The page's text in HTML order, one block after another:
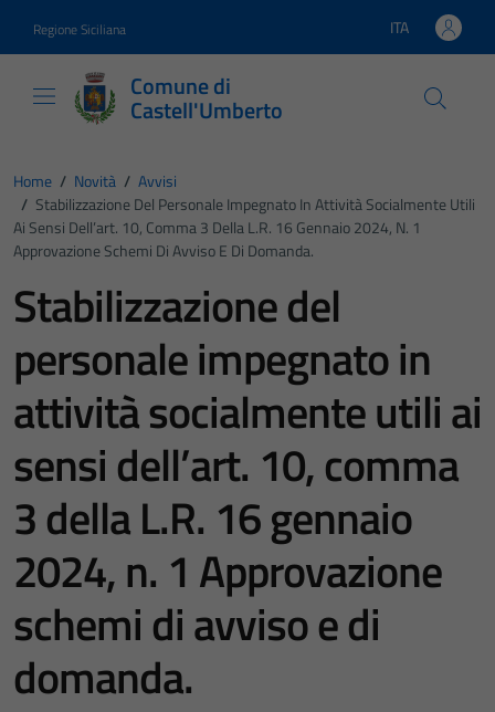
Regione Siciliana Lingua attiva:
ITA
Comune di
Castell'Umberto
Home / Novità / Avvisi
/ Stabilizzazione Del Personale Impegnato In Attività Socialmente Utili
Ai Sensi Dell’art. 10, Comma 3 Della L.R. 16 Gennaio 2024, N. 1
Approvazione Schemi Di Avviso E Di Domanda.
Stabilizzazione del
personale impegnato in
attività socialmente utili ai
sensi dell’art. 10, comma
3 della L.R. 16 gennaio
2024, n. 1 Approvazione
schemi di avviso e di
domanda.